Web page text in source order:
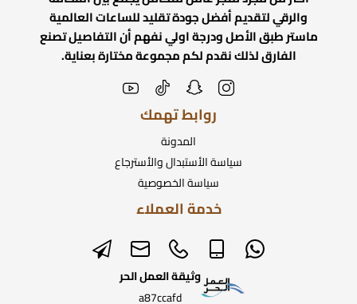
والرقي لتقديم أفضل جودة تقليد للساعات العالمية
ماستر طبق الأصل ودرجة اولي نفهم أن التفاصيل تصنع
الفارق لذلك نقدم لكم مجموعة مختارة بعناية.
روابط تهمك
المدونة
سياسة الأستبدال والأسترجاع
سياسة الخصوصية
خدمة العملاء
وثيقة العمل الحر
a87ccafd